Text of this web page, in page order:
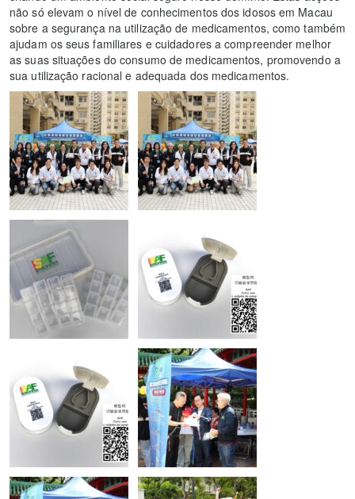
não só elevam o nível de conhecimentos dos idosos em Macau
sobre a segurança na utilização de medicamentos, como também
ajudam os seus familiares e cuidadores a compreender melhor
as suas situações do consumo de medicamentos, promovendo a
sua utilização racional e adequada dos medicamentos.